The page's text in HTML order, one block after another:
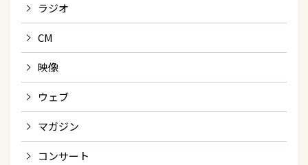
ラジオ
CM
映像
ウェブ
マガジン
コンサート